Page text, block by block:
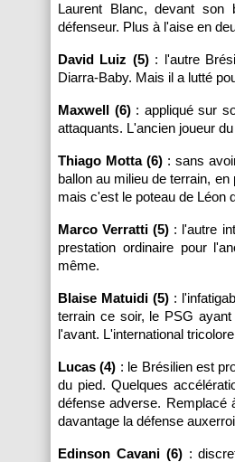
Laurent Blanc, devant
défenseur. Plus à l'aise en
David Luiz (5): l'autre
Diarra-Baby. Mais il a lutté
Maxwell (6): appliqué sur
attaquants. L'ancien joueur
Thiago Motta (6): sans
ballon au milieu de terrain,
mais c'est le poteau de Léon
Marco Verratti (5) : l'autre
prestation ordinaire pour
même.
Blaise Matuidi (5):
terrain ce soir, le PSG
l'avant. L'international
Lucas (4) : le Brésilien est
du pied. Quelques
défense adverse. Remplacé
davantage la défense
Edinson Cavani (6):